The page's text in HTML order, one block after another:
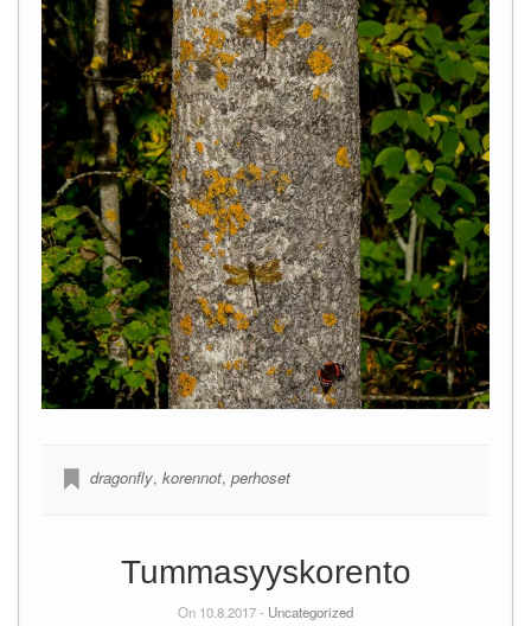
dragonfly, korennot, perhoset
Tummasyyskorento
On 10.8.2017 - Uncategorized